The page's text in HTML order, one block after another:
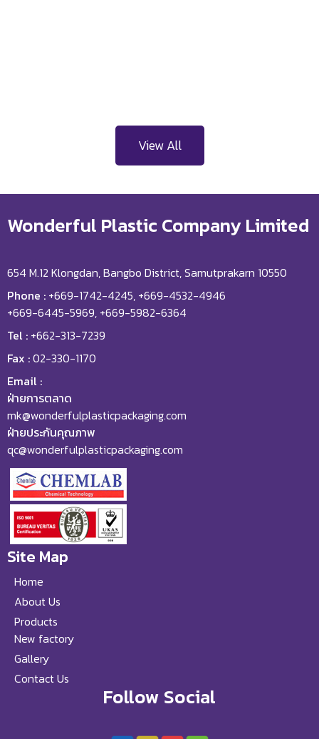
View All
Wonderful Plastic Company Limited
654 M.12 Klongdan, Bangbo District, Samutprakarn 10550
Phone : +669-1742-4245, +669-4532-4946
+669-6445-5969, +669-5982-6364
Tel : +662-313-7239
Fax :02-330-1170
Email :
ฝ่ายการตลาด
mk@wonderfulplasticpackaging.com
ฝ่ายประกันคุณภาพ
qc@wonderfulplasticpackaging.com
Site Map
Home
About Us
Products
New factory
Gallery
Contact Us
Follow Social